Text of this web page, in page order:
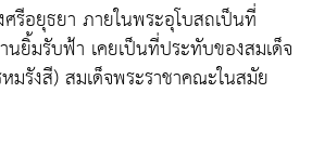
รีอยุธยา ภายในพระอุโบสถเป็นที่
ยิ้มรับฟ้า เคยเป็นที่ประทับของสมเด็จ
รังสี) สมเด็จพระราชาคณะในสมัย